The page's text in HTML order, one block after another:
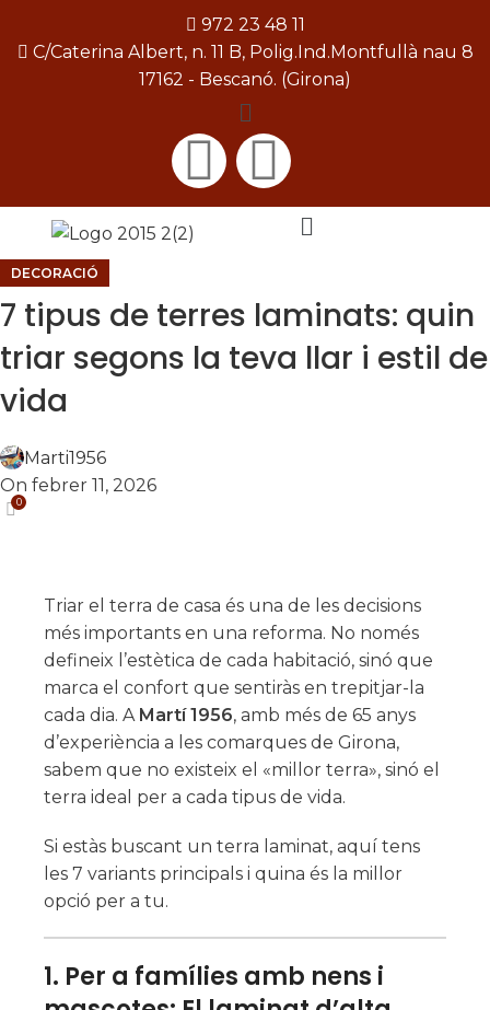
972 23 48 11
C/Caterina Albert, n. 11 B, Polig.Ind.Montfullà nau 8
17162 - Bescanó. (Girona)
DECORACIÓ
7 tipus de terres laminats: quin
triar segons la teva llar i estil de
vida
Marti1956
On febrer 11, 2026
0
Triar el terra de casa és una de les decisions
més importants en una reforma. No només
defineix l’estètica de cada habitació, sinó que
marca el confort que sentiràs en trepitjar-la
cada dia. A Martí 1956, amb més de 65 anys
d’experiència a les comarques de Girona,
sabem que no existeix el «millor terra», sinó el
terra ideal per a cada tipus de vida.
Si estàs buscant un terra laminat, aquí tens
les 7 variants principals i quina és la millor
opció per a tu.
1. Per a famílies amb nens i